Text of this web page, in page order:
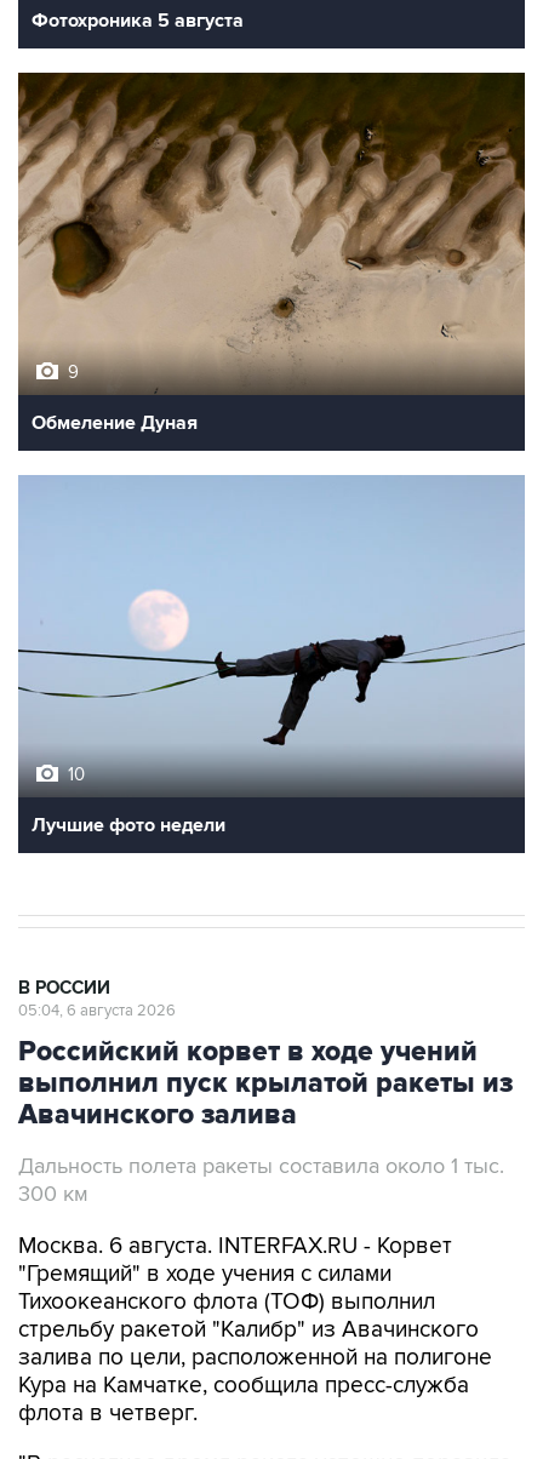
Фотохроника 5 августа
9
Обмеление Дуная
10
Лучшие фото недели
В РОССИИ
05:04, 6 августа 2026
Российский корвет в ходе учений
выполнил пуск крылатой ракеты из
Авачинского залива
Дальность полета ракеты составила около 1 тыс.
300 км
Москва. 6 августа. INTERFAX.RU - Корвет
"Гремящий" в ходе учения с силами
Тихоокеанского флота (ТОФ) выполнил
стрельбу ракетой "Калибр" из Авачинского
залива по цели, расположенной на полигоне
Кура на Камчатке, сообщила пресс-служба
флота в четверг.